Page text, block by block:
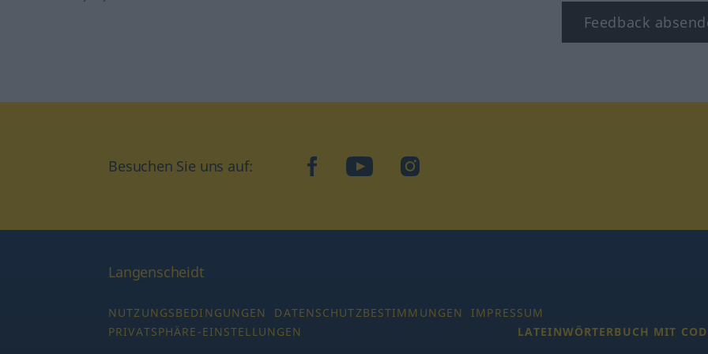
Feedback
Besuchen Sie uns auf: facebookYouTubeInstagram
Langenscheidt
NUTZUNGSBEDINGUNGEN DATENSCHUTZBESTIMMUNGEN
IMPRESSUM
PRIVATSPHÄRE-EINSTELLUNGEN
LATEINWÖRTERBUCH MIT